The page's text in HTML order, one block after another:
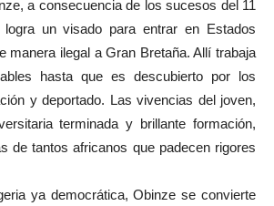
a consecuencia de los sucesos del 11
un visado para entrar en Estados
manera ilegal a Gran Bretaña. Allí trabaja
hasta que es descubierto por los
y deportado. Las vivencias del joven,
terminada y brillante formación,
de tantos africanos que padecen rigores
ya democrática, Obinze se convierte